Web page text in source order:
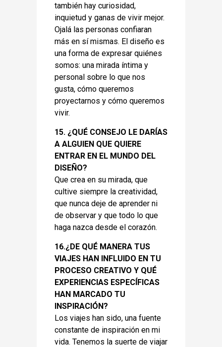
también hay curiosidad,
inquietud y ganas de vivir mejor.
Ojalá las personas confiaran
más en sí mismas. El diseño es
una forma de expresar quiénes
somos: una mirada íntima y
personal sobre lo que nos
gusta, cómo queremos
proyectarnos y cómo queremos
vivir.
15. ¿QUÉ CONSEJO LE DARÍAS
A ALGUIEN QUE QUIERE
ENTRAR EN EL MUNDO DEL
DISEÑO?
Que crea en su mirada, que
cultive siempre la creatividad,
que nunca deje de aprender ni
de observar y que todo lo que
haga nazca desde el corazón.
16.¿DE QUÉ MANERA TUS
VIAJES HAN INFLUIDO EN TU
PROCESO CREATIVO Y QUÉ
EXPERIENCIAS ESPECÍFICAS
HAN MARCADO TU
INSPIRACIÓN?
Los viajes han sido, una fuente
constante de inspiración en mi
vida. Tenemos la suerte de viajar